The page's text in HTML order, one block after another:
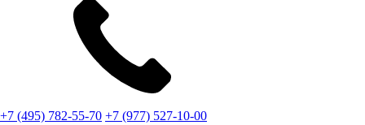
+7 (495) 782-55-70 +7 (977) 527-10-00